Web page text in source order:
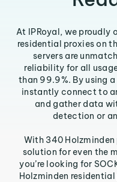
At IPRoyal, we proudly
residential proxies on
servers are
reliability for all
than 99.9%. By using
instantly connect to
and gather data
detection or
With 340
solution for even the
you’re looking for
Holzminden